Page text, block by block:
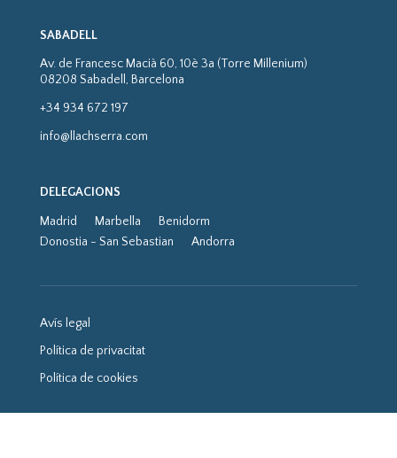
SABADELL
Av. de Francesc Macià 60, 10è 3a (Torre Millenium)
08208 Sabadell, Barcelona
+34 934 672 197
info@llachserra.com
DELEGACIONS
Madrid Marbella
Benidorm
Donostia - San Sebastian
Andorra
Avís legal
Política de privacitat
Política de cookies